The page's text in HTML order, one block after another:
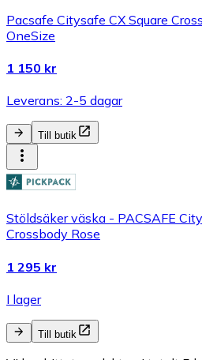
Pacsafe Citysafe CX Square
OneSize
1 150 kr
Leverans: 2-5 dagar
Till butik
Stöldsäker väska - PACSAFE
Crossbody Rose
1 295 kr
I lager
Till butik